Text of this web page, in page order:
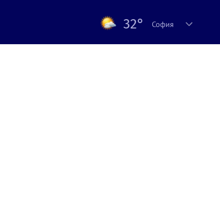
32° София